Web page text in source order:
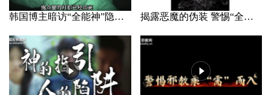
韩国博主暗访“全能神”隐秘据点 揭露恶魔的伪装 警惕“全能神”邪教